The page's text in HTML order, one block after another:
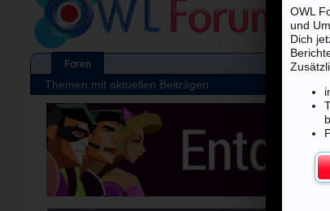
Foren
Themen mit aktuellen Beiträgen
OWL
und
Dich